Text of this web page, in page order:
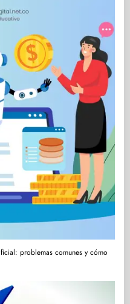
problemas comunes y cómo